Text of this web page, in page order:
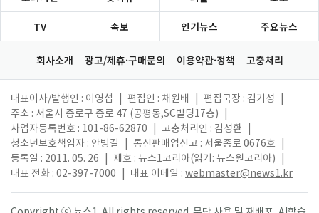
TV 속보 인기뉴스 주요뉴스
회사소개 광고/제휴·구매문의 이용약관·정책 고충처리
대표이사/발행인 : 이영섭 편집인 : 채원배 편집국장 : 김기성
주소 : 서울시 종로구 종로 47 (공평동,SC빌딩17층)
사업자등록번호 : 101-86-62870
고충처리인 : 김성환
청소년보호책임자 : 안병길
통신판매업신고 : 서울종로 0676호
등록일 : 2011. 05. 26
제호 : 뉴스1코리아(읽기: 뉴스원코리아)
대표 전화 : 02-397-7000
대표 이메일 : webmaster@news1.kr